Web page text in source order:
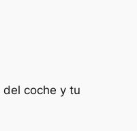
coche y tu